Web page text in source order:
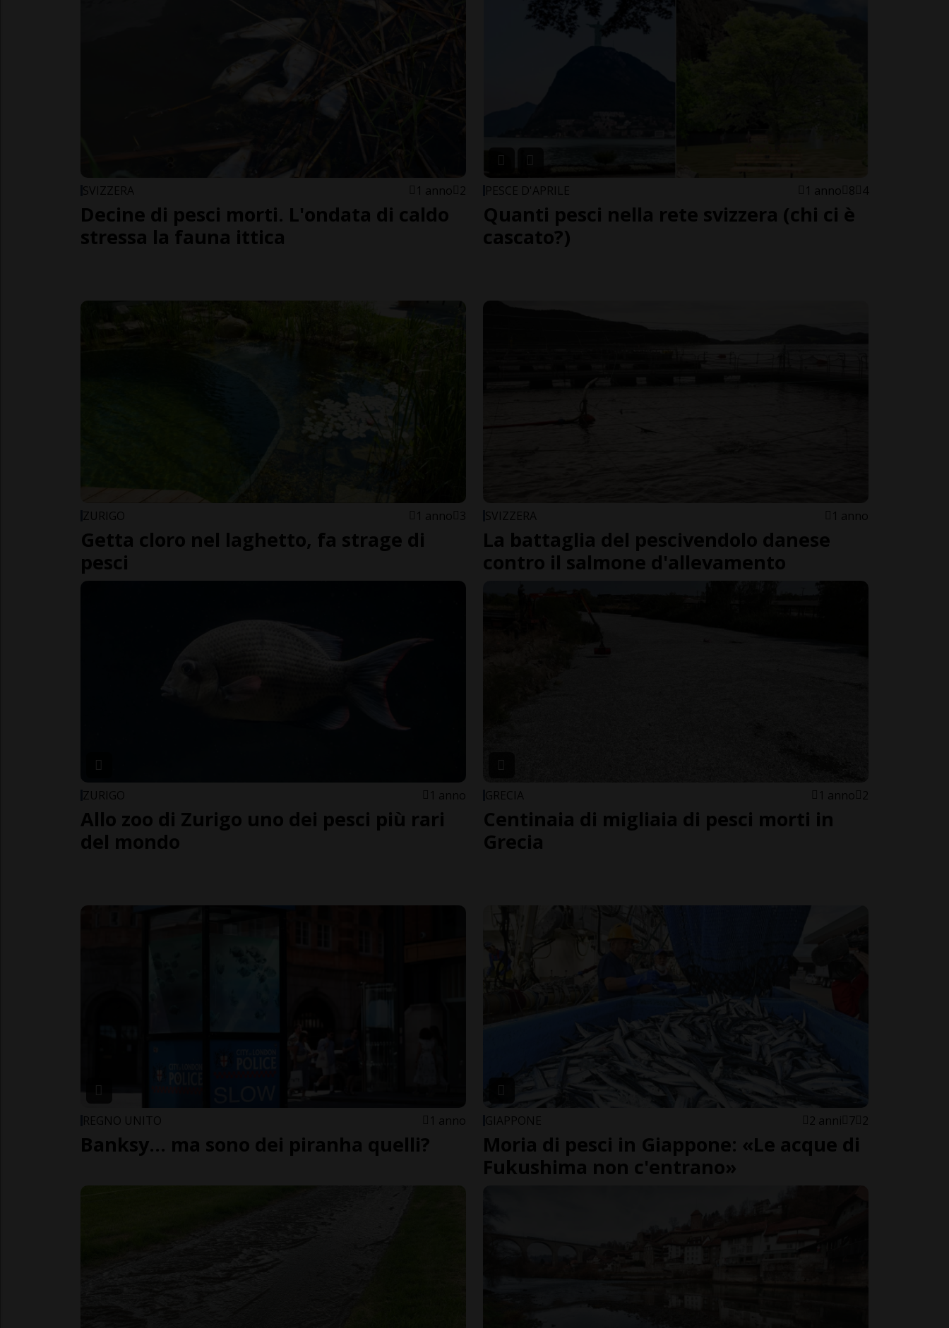
SVIZZERA 1 anno 2
Decine di pesci morti. L'ondata di caldo
stressa la fauna ittica
PESCE D'APRILE 1 anno 8 4
Quanti pesci nella rete svizzera (chi ci è
cascato?)
ZURIGO 1 anno 3
Getta cloro nel laghetto, fa strage di
pesci
SVIZZERA 1 anno
La battaglia del pescivendolo danese
contro il salmone d'allevamento
ZURIGO 1 anno
Allo zoo di Zurigo uno dei pesci più rari
del mondo
GRECIA 1 anno 2
Centinaia di migliaia di pesci morti in
Grecia
REGNO UNITO 1 anno
Banksy... ma sono dei piranha quelli?
GIAPPONE 2 anni 7 2
Moria di pesci in Giappone: «Le acque di
Fukushima non c'entrano»